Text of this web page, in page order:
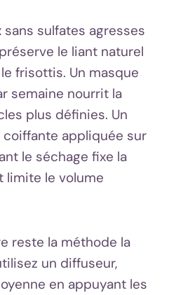
sulfates agresses
le liant naturel
frisottis. Un masque
semaine nourrit la
plus définies. Un
appliquée sur
le séchage fixe la
limite le volume
reste la méthode la
un diffuseur,
en appuyant les